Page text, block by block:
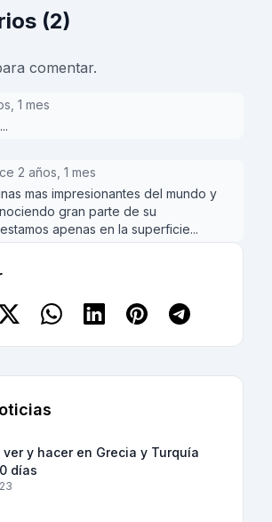
(2)
comentar.
1 mes
2 años, 1 mes
mas impresionantes del mundo y
gran parte de su
apenas en la superficie...
ver y hacer en Grecia y Turquía
días